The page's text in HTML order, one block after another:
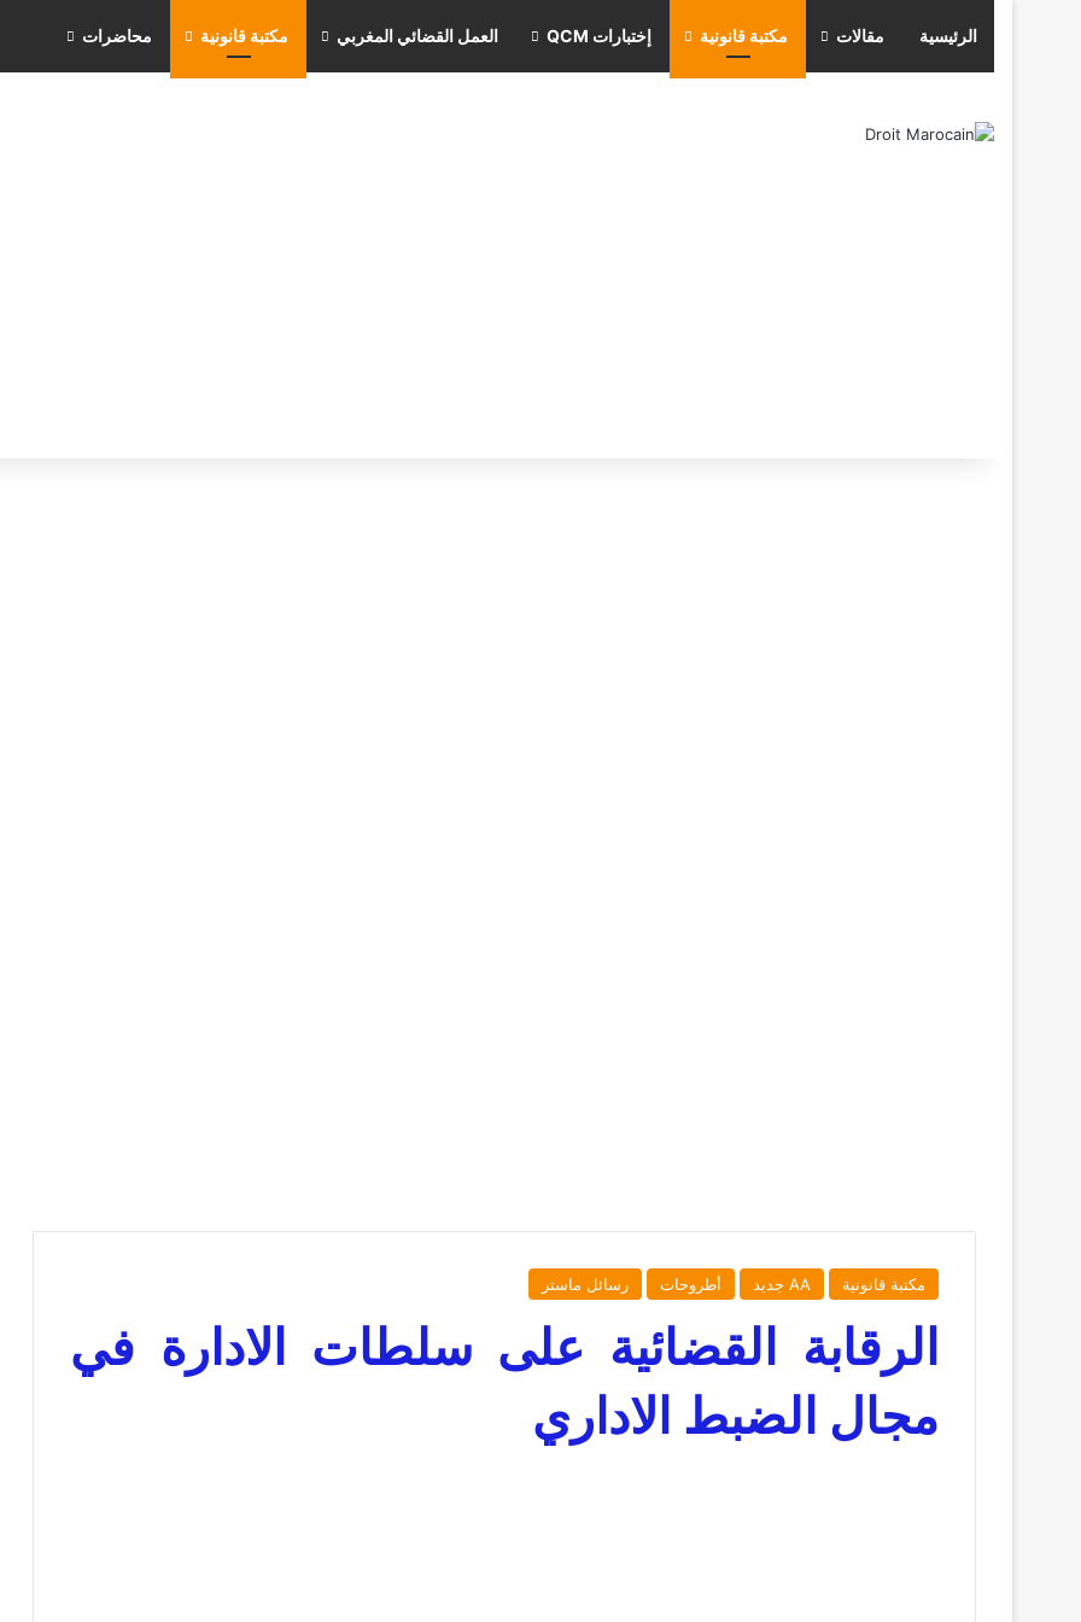
الرئيسية مقالات مكتبة قانونية إختبارات QCM العمل القضائي المغربي مكتبة قانونية محاضرات
مكتبة قانونية AA جديد أطروحات رسائل ماستر
الرقابة القضائية على سلطات الادارة في
مجال الضبط الاداري